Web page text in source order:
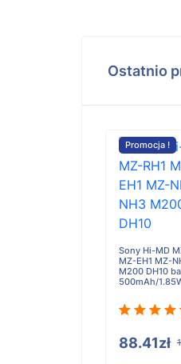
Ostatnio
Promocja !
Sony Hi-MD
MZ-EH1 MZ-
M200 DH10
500mAh/
88.41zł